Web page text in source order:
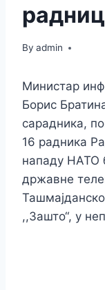
By admin
Министар
Борис
сарадника,
16 радника
нападу НАТО
државне
,,Зашто“, у